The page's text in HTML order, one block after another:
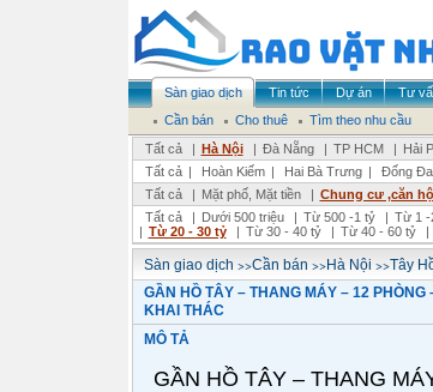
Sàn giao dịch Tin tức Dự án Tư
Cần bán
Cho thuê
Tìm theo nhu cầu
Tất cả
| Hà Nội | Đà Nẵng | TP HCM | Hải
Tất cả | Hoàn Kiếm | Hai Bà Trưng | Đống Đa
Tất cả
| Mặt phố, Mặt tiền | Chung cư ,căn hộ
Tất cả
| Dưới 500 triệu | Từ 500 -1 tỷ | Từ 1 -
| Từ 20 - 30 tỷ | Từ 30 - 40 tỷ | Từ 40 - 60 tỷ |
Sàn giao dịch >>Cần bán >>Hà Nội >>Tây
GẦN HỒ TÂY – THANG MÁY – 12 PHÒNG
KHAI THÁC
MÔ TẢ
GẦN HỒ TÂY – THANG